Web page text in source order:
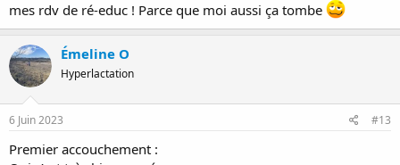
mes rdv de ré-educ ! Parce que moi aussi ça tombe
Émeline O
Hyperlactation
6 Juin 2023 #13
Premier accouchement :